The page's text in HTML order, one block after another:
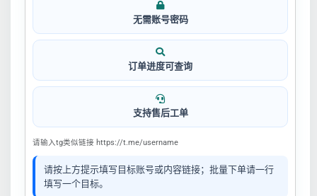
无需账号密码
订单进度可查询
支持售后工单
请输入tg类似链接 https://t.me/username
请按上方提示填写目标账号或内容链接；批量下单请一行
填写一个目标。